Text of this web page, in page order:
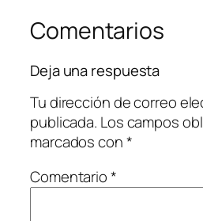
Comentarios
Deja una respuesta
Tu dirección de correo
publicada. Los campos
marcados con*
Comentario*